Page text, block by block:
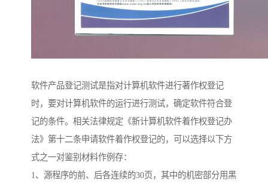
软件产品登记测试是指对计算机软件进行著作权登记
时，要对计算机软件的运行进行测试，确定软件符合登
记的条件。相关法律规定《新计算机软件着作权登记办
法》第十二条申请软件着作权登记的，可以选择以下方
式之一对鉴别材料作例存：
1、源程序的前、后各连续的30页，其中的机密部分用黑